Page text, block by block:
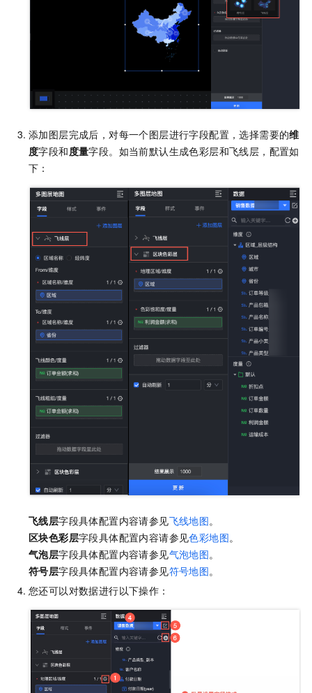
添加图层完成后，对每一个图层进行字段配置，选择需要的维
度字段和度量字段。如当前默认生成色彩层和飞线层，配置如
下：
飞线层字段具体配置内容请参见飞线地图。
区块色彩层字段具体配置内容请参见色彩地图。
气泡层字段具体配置内容请参见气泡地图。
符号层字段具体配置内容请参见符号地图。
您还可以对数据进行以下操作：